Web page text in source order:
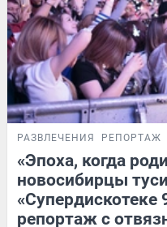
РАЗВЛЕЧЕНИЯ РЕПОРТАЖ
«Эпоха, когда
новосибирцы
репортаж с